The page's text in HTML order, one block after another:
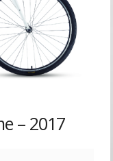
– 2017